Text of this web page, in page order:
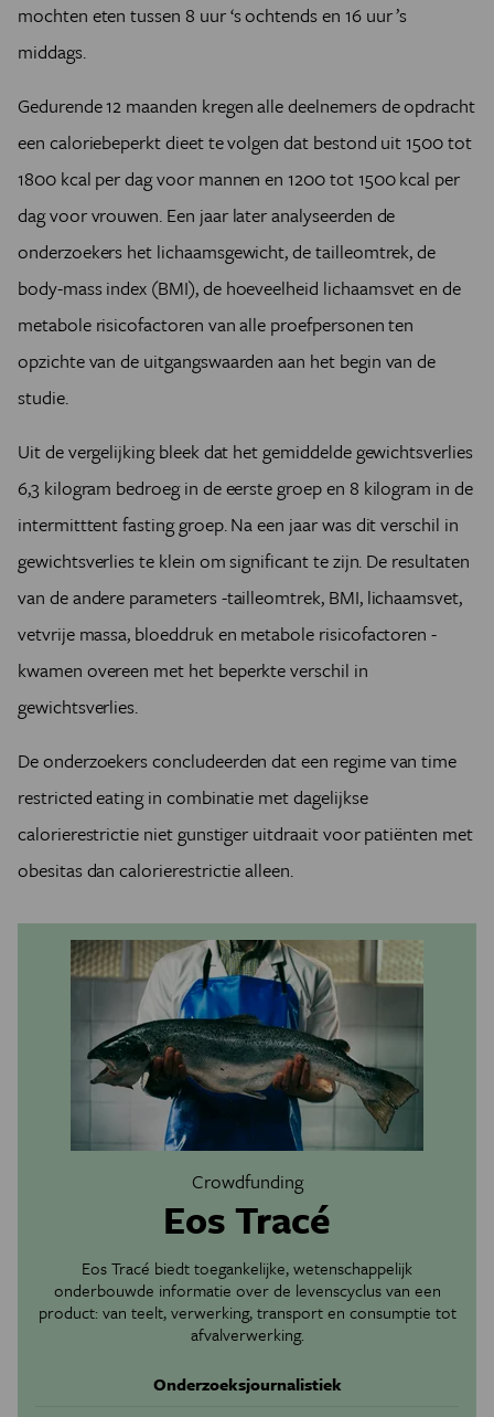
mochten eten tussen 8 uur ‘s ochtends en 16 uur ’s
middags.
Gedurende 12 maanden kregen alle deelnemers de opdracht
een caloriebeperkt dieet te volgen dat bestond uit 1500 tot
1800 kcal per dag voor mannen en 1200 tot 1500 kcal per
dag voor vrouwen. Een jaar later analyseerden de
onderzoekers het lichaamsgewicht, de tailleomtrek, de
body-mass index (BMI), de hoeveelheid lichaamsvet en de
metabole risicofactoren van alle proefpersonen ten
opzichte van de uitgangswaarden aan het begin van de
studie.
Uit de vergelijking bleek dat het gemiddelde gewichtsverlies
6,3 kilogram bedroeg in de eerste groep en 8 kilogram in de
intermitttent fasting groep. Na een jaar was dit verschil in
gewichtsverlies te klein om significant te zijn. De resultaten
van de andere parameters -tailleomtrek, BMI, lichaamsvet,
vetvrije massa, bloeddruk en metabole risicofactoren -
kwamen overeen met het beperkte verschil in
gewichtsverlies.
De onderzoekers concludeerden dat een regime van time
restricted eating in combinatie met dagelijkse
calorierestrictie niet gunstiger uitdraait voor patiënten met
obesitas dan calorierestrictie alleen.
Crowdfunding
Eos Tracé
Eos Tracé biedt toegankelijke, wetenschappelijk
onderbouwde informatie over de levenscyclus van een
product: van teelt, verwerking, transport en consumptie tot
afvalverwerking.
Onderzoeksjournalistiek